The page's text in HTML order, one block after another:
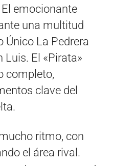
emocionante
una multitud
Único La Pedrera
Luis. El «Pirata»
completo,
clave del
ritmo, con
el área rival.